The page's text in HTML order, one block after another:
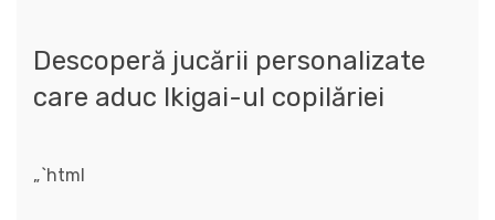
Descoperă jucării personalizate
care aduc Ikigai-ul copilăriei
„`html